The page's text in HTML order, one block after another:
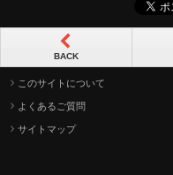
BACK
このサイトについて
よくあるご質問
サイトマップ